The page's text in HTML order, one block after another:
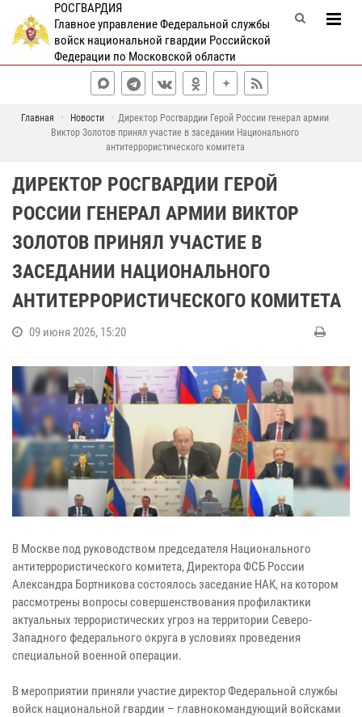
РОСГВАРДИЯ
Главное управление Федеральной службы
войск национальной гвардии Российской
Федерации по Московской области
Главная Новости
Директор Росгвардии Герой России генерал армии
Виктор Золотов принял участие в заседании Национального
антитеррористического комитета
ДИРЕКТОР РОСГВАРДИИ ГЕРОЙ
РОССИИ ГЕНЕРАЛ АРМИИ ВИКТОР
ЗОЛОТОВ ПРИНЯЛ УЧАСТИЕ В
ЗАСЕДАНИИ НАЦИОНАЛЬНОГО
АНТИТЕРРОРИСТИЧЕСКОГО КОМИТЕТА
09 июня 2026, 15:20
В Москве под руководством председателя Национального
антитеррористического комитета, Директора ФСБ России
Александра Бортникова состоялось заседание НАК, на котором
рассмотрены вопросы совершенствования профилактики
актуальных террористических угроз на территории Северо-
Западного федерального округа в условиях проведения
специальной военной операции.
В мероприятии приняли участие директор Федеральной службы
войск национальной гвардии – главнокомандующий войсками